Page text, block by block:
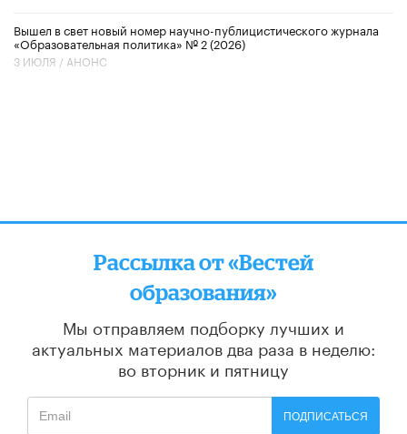
Вышел в свет новый номер научно-публицистического журнала
«Образовательная политика» № 2 (2026)
3 ИЮЛЯ / АНОНС
Рассылка от «Вестей
образования»
Мы отправляем подборку лучших и
актуальных материалов два раза в неделю:
во вторник и пятницу
ПОДПИСАТЬСЯ